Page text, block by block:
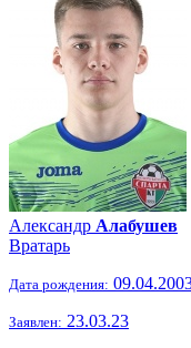
Александр Алабушев
Вратарь
Дата рождения:
Заявлен: 23.03.23